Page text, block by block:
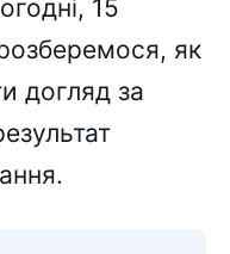
15
як
догляд за